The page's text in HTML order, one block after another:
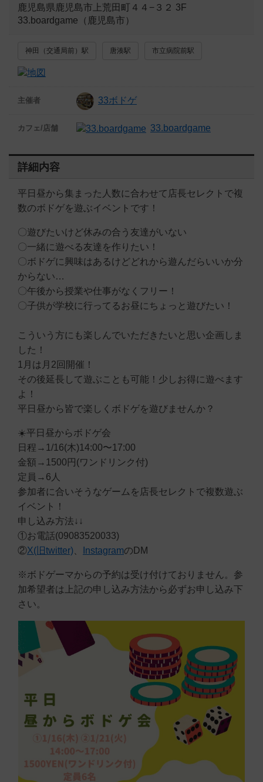
鹿児島県鹿児島市上荒田町４４−３２ 3F
33.boardgame（鹿児島市）
神田（交通局前）駅 唐湊駅 市立病院前駅
主催者 33ボドゲ
カフェ/店舗 33.boardgame
詳細内容
平日昼から集まった人数に合わせて店長セレクトで複
数のボドゲを遊ぶイベントです！
〇遊びたいけど休みの合う友達がいない
〇一緒に遊べる友達を作りたい！
〇ボドゲに興味はあるけどどれから遊んだらいいか分
からない…
〇午後から授業や仕事がなくフリー！
〇子供が学校に行ってるお昼にちょっと遊びたい！
こういう方にも楽しんでいただきたいと思い企画しま
した！
1月は月2回開催！
その後延長して遊ぶことも可能！少しお得に遊べます
よ！
平日昼から皆で楽しくボドゲを遊びませんか？
☀️平日昼からボドゲ会
日程→1/16(木)14:00〜17:00
金額→1500円(ワンドリンク付)
定員→6人
参加者に合いそうなゲームを店長セレクトで複数遊ぶ
イベント！
申し込み方法↓↓
①お電話(09083520033)
②X(旧twitter) InstagramのDM
※ボドゲーマからの予約は受け付けておりません。参
加希望者は上記の申し込み方法から必ずお申し込み下
さい。